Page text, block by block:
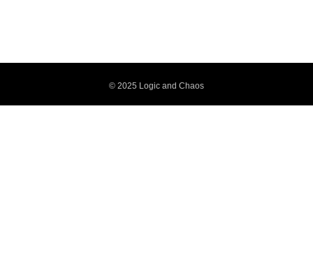
© 2025 Logic and Chaos